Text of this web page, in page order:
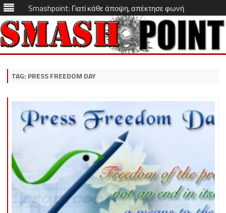
Smashpoint: Γιατί κάθε άποψη, απέκτησε φωνή
Skip
TAG: PRESS FREEDOM DAY